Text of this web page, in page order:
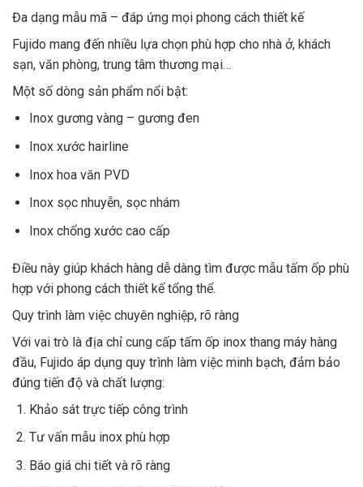
Đa dạng mẫu mã – đáp ứng mọi phong cách thiết kế
Fujido mang đến nhiều lựa chọn phù hợp cho nhà ở, khách
sạn, văn phòng, trung tâm thương mại…
Một số dòng sản phẩm nổi bật:
Inox gương vàng – gương đen
Inox xước hairline
Inox hoa văn PVD
Inox sọc nhuyễn, sọc nhám
Inox chống xước cao cấp
Điều này giúp khách hàng dễ dàng tìm được mẫu tấm ốp phù
hợp với phong cách thiết kế tổng thể.
Quy trình làm việc chuyên nghiệp, rõ ràng
Với vai trò là địa chỉ cung cấp tấm ốp inox thang máy hàng
đầu, Fujido áp dụng quy trình làm việc minh bạch, đảm bảo
đúng tiến độ và chất lượng:
Khảo sát trực tiếp công trình
Tư vấn mẫu inox phù hợp
Báo giá chi tiết và rõ ràng